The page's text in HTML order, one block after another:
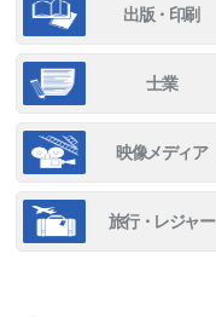
出版・印刷
士業
映像メディア
旅行・レジャー